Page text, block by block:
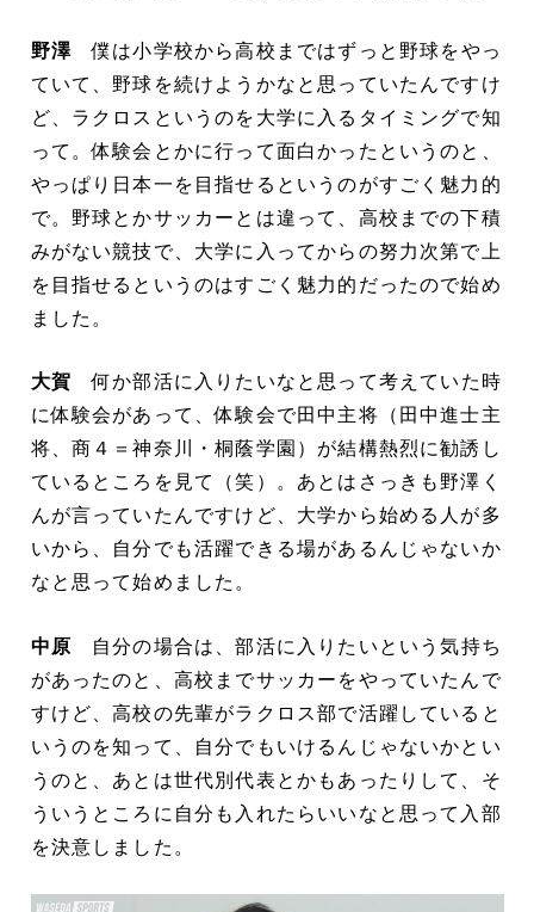
野澤僕は小学校から高校まではずっと野球をやっ
ていて、野球を続けようかなと思っていたんですけ
ど、ラクロスというのを大学に入るタイミングで知
って。体験会とかに行って面白かったというのと、
やっぱり日本一を目指せるというのがすごく魅力的
で。野球とかサッカーとは違って、高校までの下積
みがない競技で、大学に入ってからの努力次第で上
を目指せるというのはすごく魅力的だったので始め
ました。
大賀 何か部活に入りたいなと思って考えていた時
に体験会があって、体験会で田中主将（田中進士主
将、商４＝神奈川・桐蔭学園）が結構熱烈に勧誘し
ているところを見て（笑）。あとはさっきも野澤く
んが言っていたんですけど、大学から始める人が多
いから、自分でも活躍できる場があるんじゃないか
なと思って始めました。
中原 自分の場合は、部活に入りたいという気持ち
があったのと、高校までサッカーをやっていたんで
すけど、高校の先輩がラクロス部で活躍していると
いうのを知って、自分でもいけるんじゃないかとい
うのと、あとは世代別代表とかもあったりして、そ
ういうところに自分も入れたらいいなと思って入部
を決意しました。